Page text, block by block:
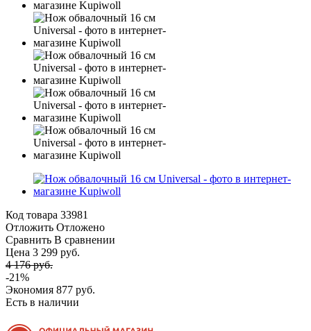
Код товара 33981
Отложить Отложено
Сравнить В сравнении
Цена 3 299 руб.
4 176 руб.
-21%
Экономия 877 руб.
Есть в наличии